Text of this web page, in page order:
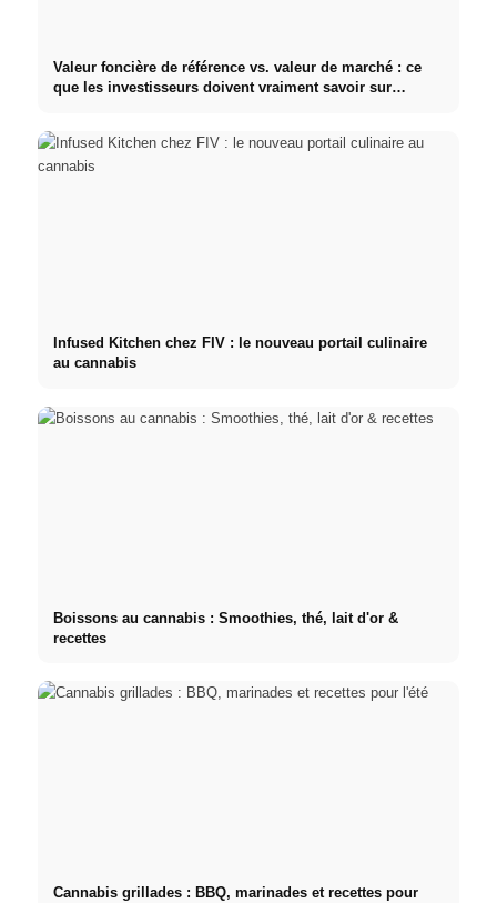
Valeur foncière de référence vs. valeur de marché : ce
que les investisseurs doivent vraiment savoir sur
Infused Kitchen chez FIV : le nouveau portail culinaire
au cannabis
Boissons au cannabis : Smoothies, thé, lait d'or &
recettes
Cannabis grillades : BBQ, marinades et recettes pour